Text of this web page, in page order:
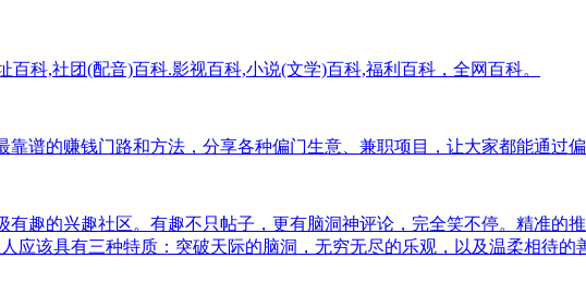
科,社团(配音)百科.影视百科,小说(文学)百科,福利百科，全网百科。
谱的赚钱门路和方法，分享各种偏门生意、兼职项目，让大家都能通过
有趣的兴趣社区。有趣不只帖子，更有脑洞神评论，完全笑不停。精准
应该具有三种特质：突破天际的脑洞，无穷无尽的乐观，以及温柔相待的